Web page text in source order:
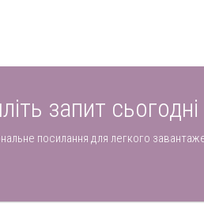
запит сьогодні
посилання для легкого